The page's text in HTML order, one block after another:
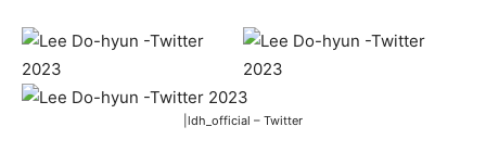
|ldh_official – Twitter